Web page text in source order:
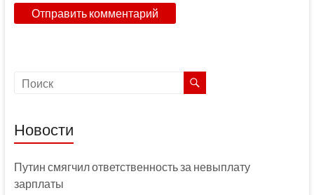
Новости
Путин смягчил ответственность за невыплату
зарплаты